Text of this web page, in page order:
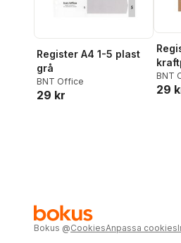
Register A4 1-5 plast
grå
BNT Office
29 kr
BNT
29
Bokus @CookiesAnpassa cookies